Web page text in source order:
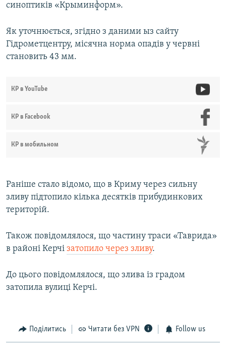
синоптиків «Крыминформ».
Як уточнюється, згідно з даними ыз сайту
Гідрометцентру, місячна норма опадів у червні
становить 43 мм.
КР в YouTube
КР в Facebook
КР в мобильном
Раніше стало відомо, що в Криму через сильну
зливу підтопило кілька десятків прибудинкових
територій.
Також повідомлялося, що частину траси «Таврида»
в районі Керчі затопило через зливу.
До цього повідомлялося, що злива із градом
затопила вулиці Керчі.
Поділитись Читати без VPN Follow us